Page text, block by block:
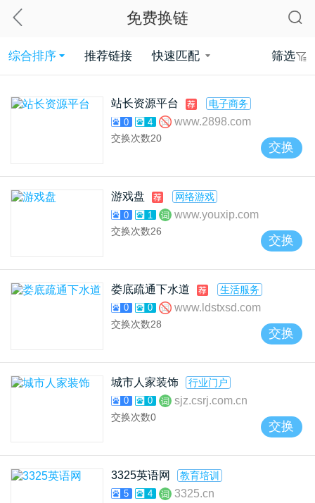
免费换链
综合排序 推荐链接 快速匹配 筛选
站长资源平台 电子商务
0 4 www.2898.com
交换次数20
交换
游戏盘 网络游戏
0 1 www.youxip.com
交换次数26
交换
娄底疏通下水道 生活服务
0 0 www.ldstxsd.com
交换次数28
交换
城市人家装饰 行业门户
0 0 sjz.csrj.com.cn
交换次数0
交换
3325英语网 教育培训
5 4 3325.cn